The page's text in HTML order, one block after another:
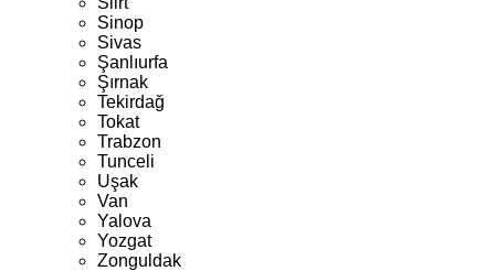
Sinop
Sivas
Şanlıurfa
Şırnak
Tekirdağ
Tokat
Trabzon
Tunceli
Uşak
Van
Yalova
Yozgat
Zonguldak